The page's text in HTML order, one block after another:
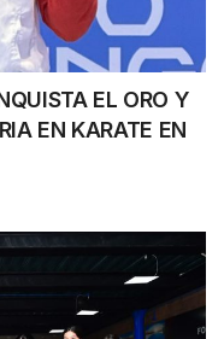
EL ORO Y
EN KARATE EN